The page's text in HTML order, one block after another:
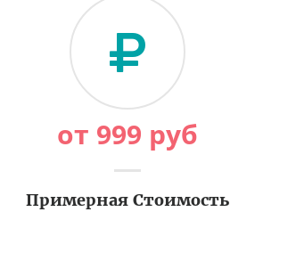
от 999 руб
Примерная Стоимость